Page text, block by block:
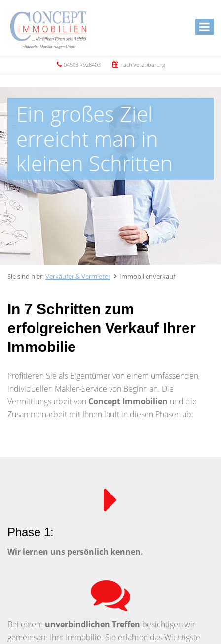
04503 7928403 nach Vereinbarung
Ein großes Ziel
erreicht man in
kleinen Schritten
Sie sind hier:Verkäufer & Vermieter Immobilienverkauf
In 7 Schritten zum
erfolgreichen Verkauf Ihrer
Immobilie
Profitieren Sie als Eigentümer von einem umfassenden,
individuellen Makler-Service von Beginn an. Die
Vermittlungsarbeit von Concept Immobilien und die
Zusammenarbeit mit Ihnen läuft in diesen Phasen ab:
Phase 1:
Wir lernen uns persönlich kennen.
Bei einem unverbindlichen Treffen besichtigen wir
gemeinsam Ihre Immobilie. Sie erfahren das Wichtigste